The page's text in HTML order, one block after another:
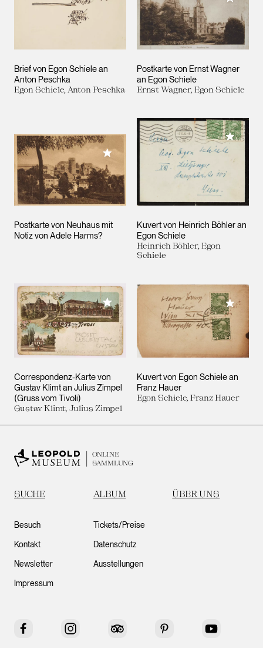
Brief von Egon Schiele an
Anton Peschka
Egon Schiele, Anton Peschka
Postkarte von Ernst Wagner
an Egon Schiele
Ernst Wagner, Egon Schiele
Postkarte von Neuhaus mit
Notiz von Adele Harms?
Meiner Sammlung hinzufügen
Kuvert von Heinrich Böhler an
Egon Schiele
Heinrich Böhler, Egon
Schiele
Meiner
Correspondenz-Karte von
Gustav Klimt an Julius Zimpel
(Gruss vom Tivoli)
Gustav Klimt, Julius Zimpel
Meiner Sammlung hinzufügen
Kuvert von Egon Schiele an
Franz Hauer
Egon Schiele, Franz Hauer
Meiner
ONLINE
SAMMLUNG
SUCHE ALBUM ÜBER UNS
Besuch
Kontakt
Newsletter
Impressum
Tickets/Preise
Datenschutz
Ausstellungen
Facebook Instagram Tripadvisor Pinterest YouTube